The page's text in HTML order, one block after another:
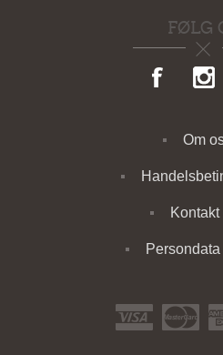
FØLG
Om
Kontakt